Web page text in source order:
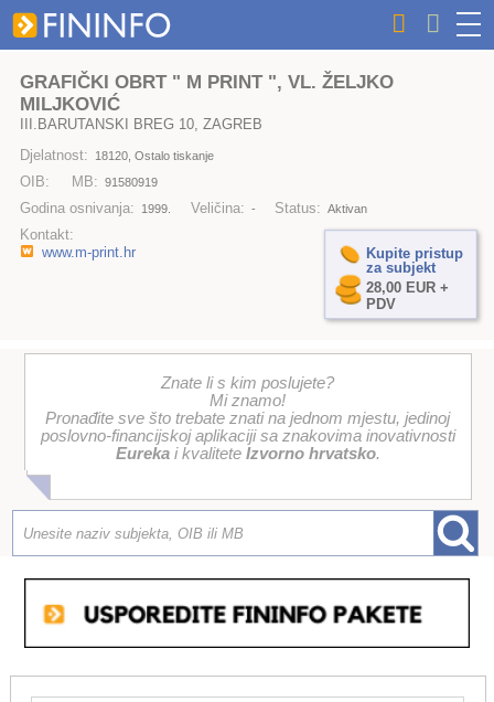
GRAFIČKI OBRT " M PRINT ", VL. ŽELJKO
MILJKOVIĆ
III.BARUTANSKI BREG 10, ZAGREB
Djelatnost:
18120, Ostalo tiskanje
OIB: MB: 91580919
Godina osnivanja: 1999. Veličina: - Status: Aktivan
Kontakt:
www.m-print.hr
Kupite pristup
za subjekt
28,00 EUR +
PDV
Znate li s kim poslujete?
Mi znamo!
Pronađite sve što trebate znati na jednom mjestu, jedinoj
poslovno-financijskoj aplikaciji sa znakovima inovativnosti
Eurekai kvalitete Izvorno hrvatsko.